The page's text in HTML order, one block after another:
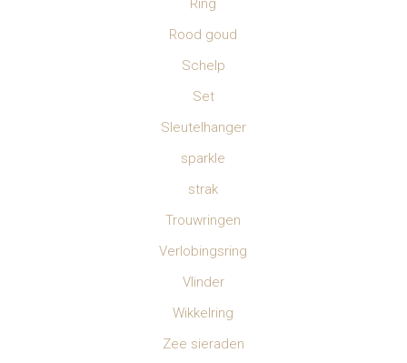
Rood goud
Schelp
Set
Sleutelhanger
sparkle
strak
Trouwringen
Verlobingsring
Vlinder
Wikkelring
Zee sieraden